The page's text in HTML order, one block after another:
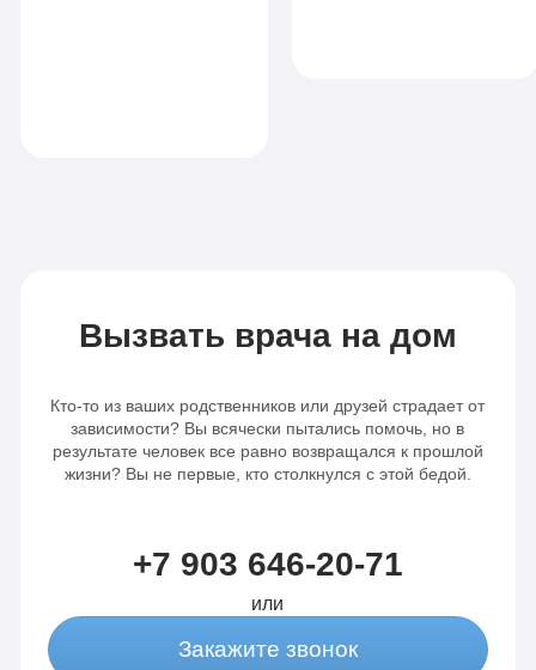
Личный
Бесплатная
транспортировка
питание
анализов
врач
транспортировка
Индивидуальное
Отслеживание
Вызвать врача на дом
Кто-то из ваших родственников или друзей страдает от
зависимости? Вы всячески пытались помочь, но в
результате человек все равно возвращался к прошлой
жизни? Вы не первые, кто столкнулся с этой бедой.
+7 903 646-20-71
или
Закажите звонок